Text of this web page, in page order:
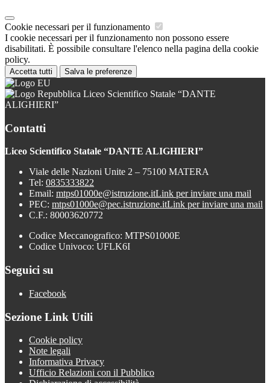
Cookie necessari per il funzionamento
I cookie necessari per il funzionamento non possono essere
disabilitati. È possibile consultare l'elenco nella pagina della cookie
policy.
Accetta tutti Salva le preferenze
Liceo Scientifico Statale “DANTE
ALIGHIERI”
Contatti
Liceo Scientifico Statale “DANTE ALIGHIERI”
Viale delle Nazioni Unite 2 – 75100 MATERA
Tel: 0835333822
Email: mtps01000e@istruzione.itLink per inviare una mail
PEC: mtps01000e@pec.istruzione.itLink per inviare una mail
C.F.: 80003620772
Codice Meccanografico: MTPS01000E
Codice Univoco: UFLK6I
Seguici su
Facebook
Sezione Link Utili
Cookie policy
Note legali
Informativa Privacy
Ufficio Relazioni con il Pubblico